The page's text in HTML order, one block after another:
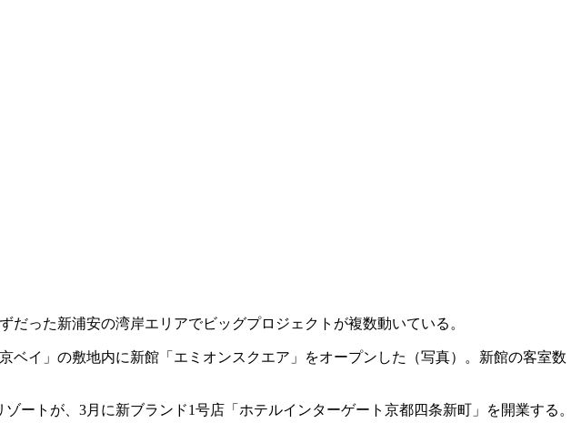
だった新浦安の湾岸エリアでビッグプロジェクトが複数動いている。
イ」の敷地内に新館「エミオンスクエア」をオープンした（写真）。新館の客室数
トが、3月に新ブランド1号店「ホテルインターゲート京都四条新町」を開業する。